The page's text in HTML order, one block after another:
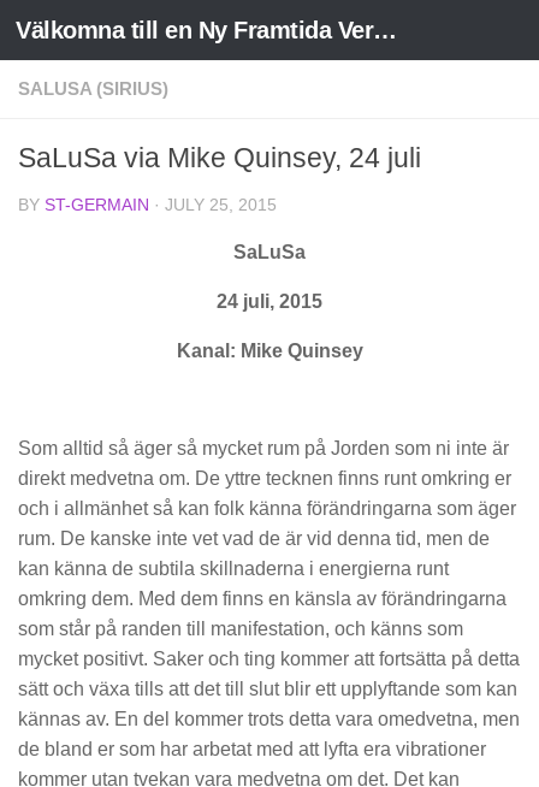
Skip to content Välkomna till en Ny Framtida Verklighet
SALUSA (SIRIUS)
SaLuSa via Mike Quinsey, 24 juli
BY ST-GERMAIN · JULY 25, 2015
SaLuSa
24 juli, 2015
Kanal: Mike Quinsey
Som alltid så äger så mycket rum på Jorden som ni inte är
direkt medvetna om. De yttre tecknen finns runt omkring er
och i allmänhet så kan folk känna förändringarna som äger
rum. De kanske inte vet vad de är vid denna tid, men de
kan känna de subtila skillnaderna i energierna runt
omkring dem. Med dem finns en känsla av förändringarna
som står på randen till manifestation, och känns som
mycket positivt. Saker och ting kommer att fortsätta på detta
sätt och växa tills att det till slut blir ett upplyftande som kan
kännas av. En del kommer trots detta vara omedvetna, men
de bland er som har arbetat med att lyfta era vibrationer
kommer utan tvekan vara medvetna om det. Det kan